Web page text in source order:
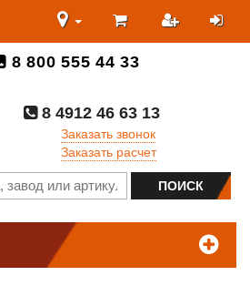
8 800 555 44 33
8 4912 46 63 13
Заказать звонок
Заказать расчет